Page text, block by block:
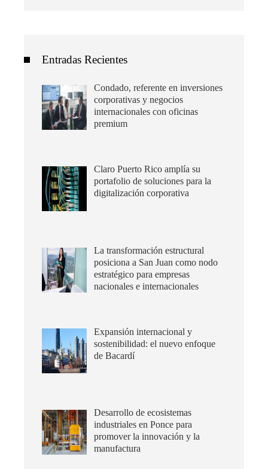
Entradas Recientes
Condado, referente en inversiones
corporativas y negocios
internacionales con oficinas
premium
Claro Puerto Rico amplía su
portafolio de soluciones para la
digitalización corporativa
La transformación estructural
posiciona a San Juan como nodo
estratégico para empresas
nacionales e internacionales
Expansión internacional y
sostenibilidad: el nuevo enfoque
de Bacardí
Desarrollo de ecosistemas
industriales en Ponce para
promover la innovación y la
manufactura